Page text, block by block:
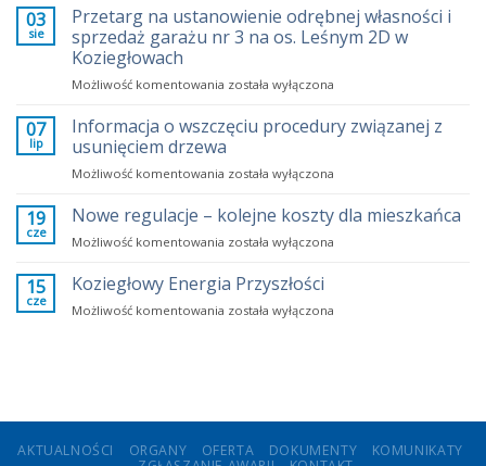
opłaty
za
mieszkania?
zamiast
03
sie
Przetarg na ustanowienie odrębnej własności i
sprzedaż garażu nr 3 na os. Leśnym 2D w
Koziegłowach
Możliwość komentowania Przetarg
ustanowienie
odrębnej
i
garażu
3
os.
Leśnym
została wyłączona
07
lip
Informacja o wszczęciu procedury związanej z
usunięciem drzewa
Możliwość komentowania Informacja
wszczęciu
procedury
związanej
usunięciem
została wyłączona
19
cze
Nowe regulacje – kolejne koszty dla mieszkańca
Możliwość komentowania Nowe
–
kolejne
koszty
została wyłączona
15
cze
Koziegłowy Energia Przyszłości
Możliwość komentowania Koziegłowy
została wyłączona
AKTUALNOŚCI ORGANY OFERTA DOKUMENTY
KOMUNIKATY